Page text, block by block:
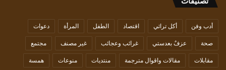
أدب وفن أكل تراثي اقتصاد الطفل المرأة دعوات
صحة عزفٌ بعدستي غرائب وعجائب غير مصنف مجتمع
مقابلات مقالات واقوال مترجمة منتديات منوعات همسة